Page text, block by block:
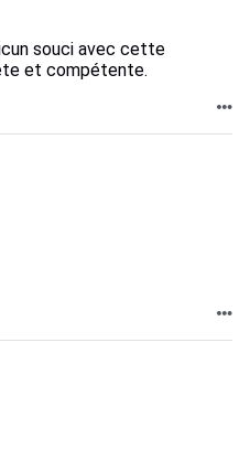
souci avec cette
et compétente.